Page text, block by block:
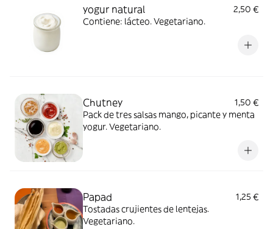
yogur natural
2,50 €
Contiene: lácteo. Vegetariano.
Chutney
1,50 €
Pack de tres salsas mango, picante y menta
yogur. Vegetariano.
Papad
1,25 €
Tostadas crujientes de lentejas.
Vegetariano.